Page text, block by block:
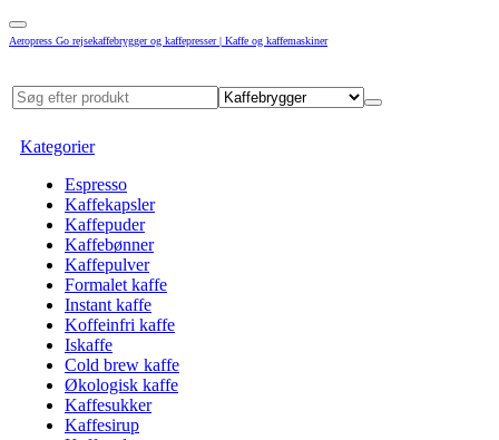
Aeropress Go rejsekaffebrygger og kaffepresser | Kaffe og kaffemaskiner
Kategorier
Espresso
Kaffekapsler
Kaffepuder
Kaffebønner
Kaffepulver
Formalet kaffe
Instant kaffe
Koffeinfri kaffe
Iskaffe
Cold brew kaffe
Økologisk kaffe
Kaffesukker
Kaffesirup